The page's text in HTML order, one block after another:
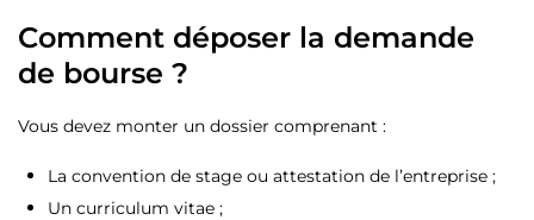
Comment déposer la demande
de bourse ?
Vous devez monter un dossier comprenant :
La convention de stage ou attestation de l’entreprise ;
Un curriculum vitae ;